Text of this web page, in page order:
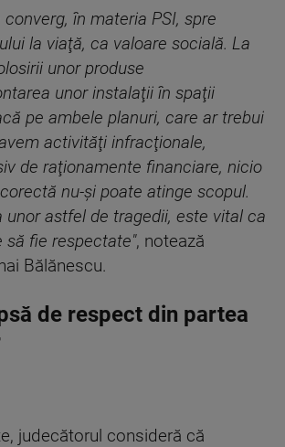
în materia PSI, spre
la viaţă, ca valoare socială. La
unor produse
unor instalaţii în spaţii
pe ambele planuri, care ar trebui
activităţi infracţionale,
de raţionamente financiare, nicio
nu-şi poate atinge scopul.
unor astfel de tragedii, este vital ca
să fie respectate", notează
Bălănescu.
de respect din partea
judecătorul consideră că